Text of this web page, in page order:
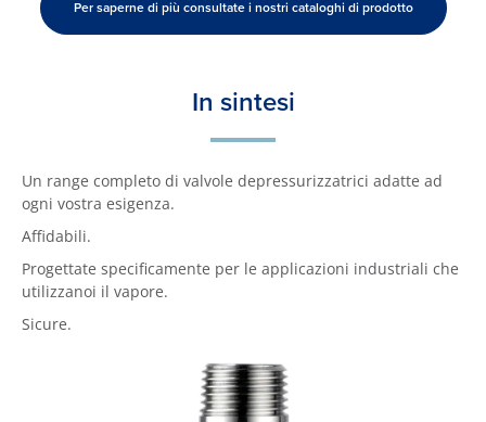
Per saperne di più consultate i nostri cataloghi di prodotto
In sintesi
Un range completo di valvole depressurizzatrici adatte ad
ogni vostra esigenza.
Affidabili.
Progettate specificamente per le applicazioni industriali che
utilizzanoi il vapore.
Sicure.